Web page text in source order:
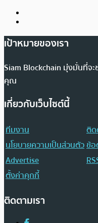
เป้าหมายของเรา
Siam Blockchain มุ่งมั่นที่จะ
คุณ
เกี่ยวกับเว็บไซต์นี้
ทีมงาน
ติด
นโยบายความเป็นส่วนตัวข้อ
Advertise
ตั้งค่าคุกกี้
ติดตามเรา